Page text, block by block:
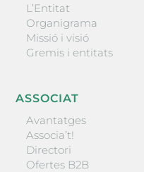
L’Entitat
Organigrama
Missió i visió
Gremis i entitats
ASSOCIAT
Avantatges
Associa’t!
Directori
Ofertes B2B